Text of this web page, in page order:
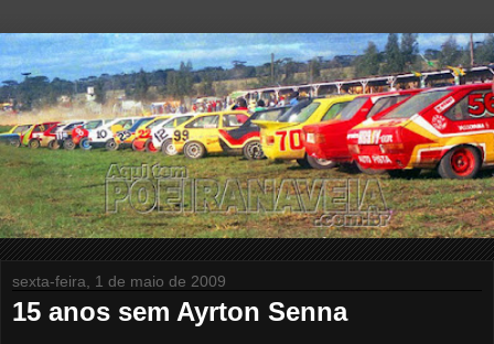
sexta-feira, 1 de maio de 2009
15 anos sem Ayrton Senna